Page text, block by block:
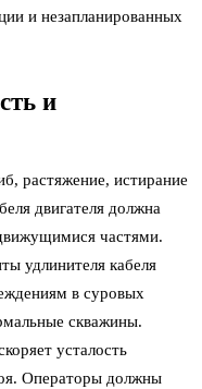
и незапланированных
и
растяжение, истирание
двигателя должна
частями.
удлинителя кабеля
в суровых
скважины.
усталость
Операторы должны